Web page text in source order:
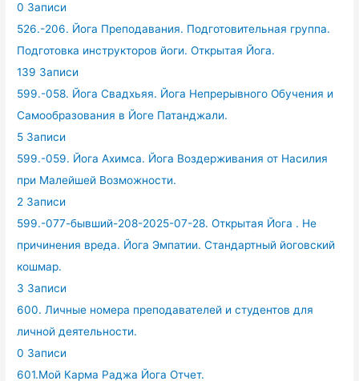
0 Записи
526.-206. Йога Преподавания. Подготовительная группа.
Подготовка инструкторов йоги. Открытая Йога.
139 Записи
599.-058. Йога Свадхьяя. Йога Непрерывного Обучения и
Самообразования в Йоге Патанджали.
5 Записи
599.-059. Йога Ахимса. Йога Воздерживания от Насилия
при Малейшей Возможности.
2 Записи
599.-077-бывший-208-2025-07-28. Открытая Йога . Не
причинения вреда. Йога Эмпатии. Стандартный йоговский
кошмар.
3 Записи
600. Личные номера преподавателей и студентов для
личной деятельности.
0 Записи
601.Мой Карма Раджа Йога Отчет.